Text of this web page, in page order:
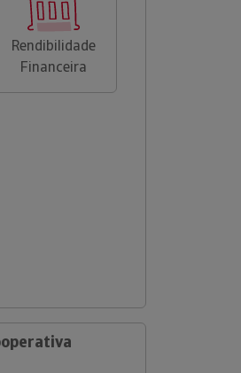
Rendibilidade
Financeira